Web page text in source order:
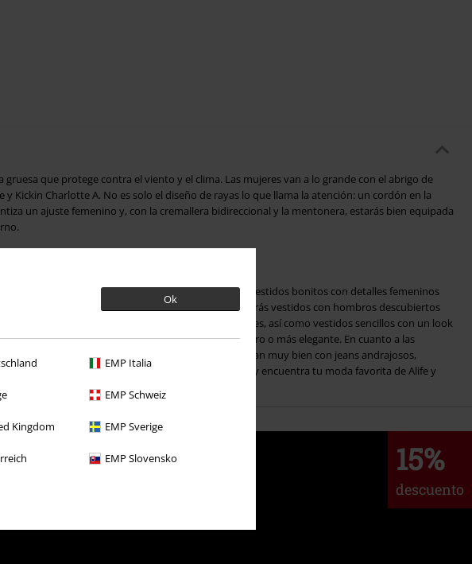
Ok
EMP Italia
EMP Schweiz
Kingdom EMP Sverige
EMP Slovensko
gruesa que protege contra el viento y el clima. Las mujeres van a lo grande con el abrigo de
y Kickin Charlotte A. No es solo el diseño de rayas lo que llama la atención: un cordón en la
un ajuste femenino y, con la cremallera bidireccional y la mentonera, estarás bien equipada
expresa su alegría de vivir incluso en verano. Los vestidos bonitos con detalles femeninos
tu lado curioso y juguetón a la perfección. Encontrarás vestidos con hombros descubiertos
o vestidos camiseros informales con bonitos apliques, así como vestidos sencillos con un look
por ti mismo si quieres parecer salvaje y aventurero o más elegante. En cuanto a las
posibles, no hay límites. Muchas piezas de moda van muy bien con jeans andrajosos,
y faldas sexys. ¡Así que navega por la tienda EMP y encuentra tu moda favorita de Alife y
15%
descuento